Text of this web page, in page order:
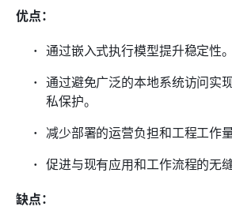
优点：
通过嵌入式执行模型提升稳定性。
通过避免广泛的本地系统访问实
私保护。
减少部署的运营负担和工程工作量
促进与现有应用和工作流程的无缝
缺点：